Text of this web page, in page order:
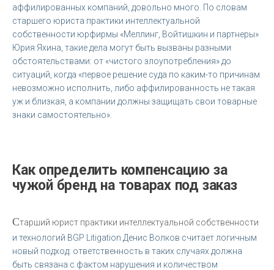
аффилированных компаний, довольно много. По словам
старшего юриста практики интеллектуальной
собственности юрфирмы «Меллинг, Войтишкин и партнеры»
Юрия Яхина, такие дела могут быть вызваны разными
обстоятельствами: от «чистого злоупотребления» до
ситуаций, когда «первое решение суда по каким-то причинам
невозможно исполнить, либо аффилированность не такая
уж и близкая, а компании должны защищать свои товарные
знаки самостоятельно».
Как определить компенсацию за
чужой бренд на товарах под заказ
Старший юрист практики интеллектуальной собственности
и технологий BGP Litigation Денис Волков считает логичным
новый подход: ответственность в таких случаях должна
быть связана с фактом нарушения и количеством